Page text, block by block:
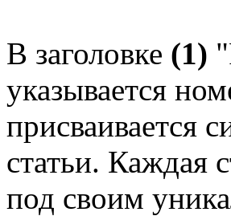
В заголовке (1)
указывается
присваивается
статьи. Каждая
под своим